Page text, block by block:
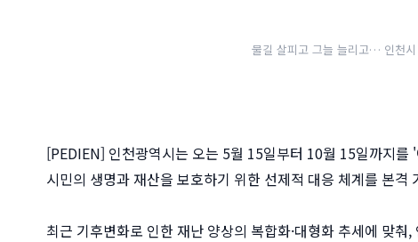
물길 살피고 그늘 늘리고… 인천
[PEDIEN] 인천광역시는 오는 5월 15일부터 10월 15일까지
시민의 생명과 재산을 보호하기 위한 선제적 대응 체계를 본격
최근 기후변화로 인한 재난 양상의 복합화·대형화 추세에 맞